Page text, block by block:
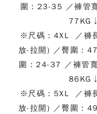
圍：23-35 ／褲管
※尺碼：4XL ／褲
放-拉開) ／臀圍：
圍：24-37 ／褲管
※尺碼：5XL ／褲
放-拉開) ／臀圍：